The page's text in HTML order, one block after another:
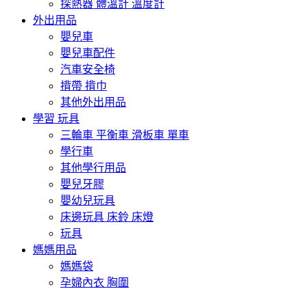
探熱器 體溫計 溫度計
外出用品
嬰兒車
嬰兒車配件
汽車安全椅
揹帶 揹巾
其他外出用品
學習 玩具
三輪車 平衡車 滑板車 單車
學行車
其他學行用品
嬰兒牙膠
嬰幼兒玩具
床邊玩具 床鈴 床燈
玩具
媽媽用品
媽媽袋
孕婦內衣 胸圍